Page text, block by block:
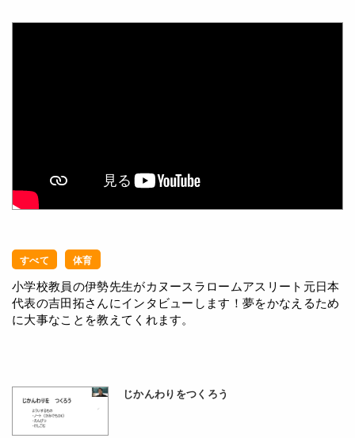
すべて 体育
小学校教員の伊勢先生がカヌースラロームアスリート元日本
代表の吉田拓さんにインタビューします！夢をかなえるため
に大事なことを教えてくれます。
じかんわりをつくろう